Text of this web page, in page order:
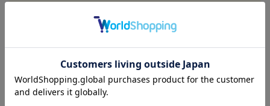
ランドセルカタログ受付中
カタログ請求はこちら